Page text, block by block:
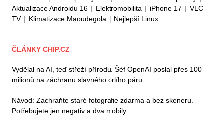
Aktualizace Androidu 16 | Elektromobilita | iPhone 17 | VLC
TV | Klimatizace Maoudegola | Nejlepší Linux
ČLÁNKY CHIP.CZ
Vydělal na AI, teď střeží přírodu. Šéf OpenAI poslal přes 100
milionů na záchranu slavného orlího páru
Návod: Zachraňte staré fotografie zdarma a bez skeneru.
Potřebujete jen negativ a dva mobily